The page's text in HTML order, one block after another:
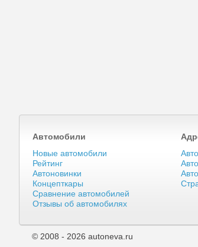
Автомобили
Новые автомобили
Рейтинг
Автоновинки
Концепткары
Сравнение автомобилей
Отзывы об автомобилях
© 2008 - 2026 autoneva.ru